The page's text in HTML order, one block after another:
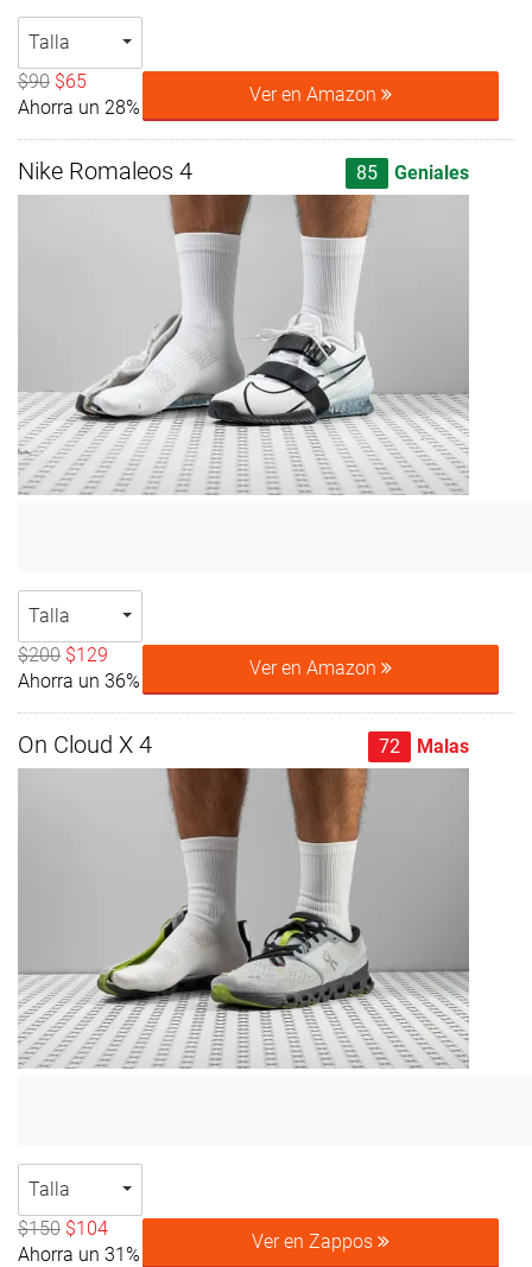
Talla
$90 $65
Ahorra un 28%
Ver en Amazon
Nike Romaleos 4 85 Geniales
Talla
$200 $129
Ahorra un 36%
Ver en Amazon
On Cloud X 4 72 Malas
Talla
$150 $104
Ahorra un 31%
Ver en Zappos